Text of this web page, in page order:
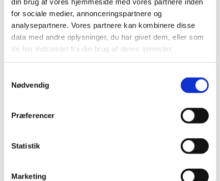
for sociale medier, annonceringspartnere og
analysepartnere. Vores partnere kan kombinere disse
data med andre oplysninger, du har givet dem, eller som
de har indsamlet fra din brug af deres tjenester.
Nødvendig
Præferencer
Statistik
Marketing
gå hyppigere til tandlæge, end hvis du aldrig har
haft tandsygdomme, ikke har nogen
sygdomsaktivitet og har en lav risiko.
Kilde: www.tandlaegeforeningen.dk
Har du tandlægeskræk?
er bedst?